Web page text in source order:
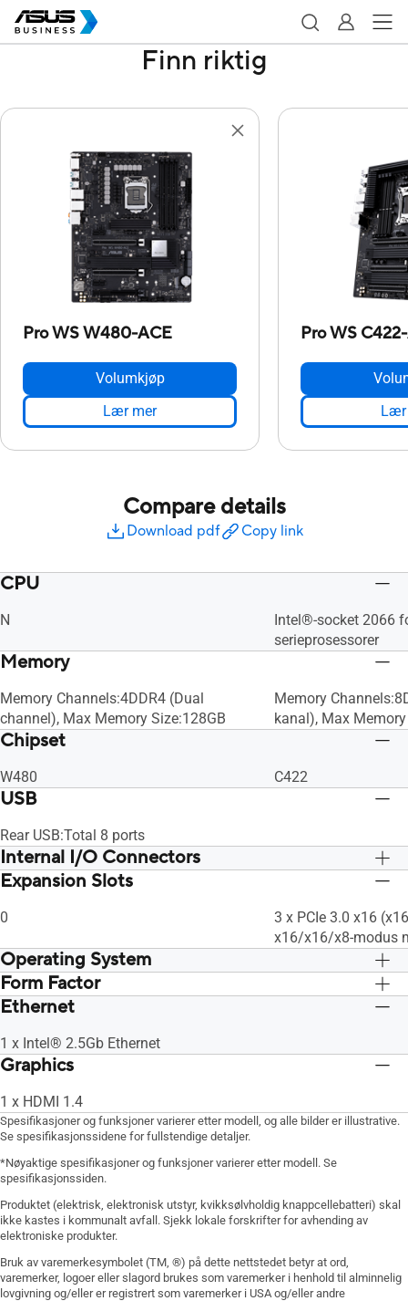
Finn riktig
Pro WS W480-ACE
Volumkjøp
Lær mer
Pro WS
Lær
Compare details
Download pdf Copy link
CPU
N
Intel®-socket 2066
serieprosessorer
Memory
Memory Channels:4DDR4 (Dual
channel), Max Memory Size:128GB
Memory
kanal), Max
Chipset
W480 C422
USB
Rear USB:Total 8 ports
Internal I/O Connectors
I/T
Expansion Slots
0
3 x PCIe 3.0 x16
x16/x16/x8-modus
Operating System
Windows 10 64bit Windows 10 64bit
Form Factor
ATX, 30,5 cm*24,4 cm ATX, 30,5 cm*24,4
Ethernet
1 x Intel® 2.5Gb Ethernet
Graphics
1 x HDMI 1.4
Spesifikasjoner og funksjoner varierer etter modell, og alle bilder er illustrative.
Se spesifikasjonssidene for fullstendige detaljer.
*Nøyaktige spesifikasjoner og funksjoner varierer etter modell. Se
spesifikasjonssiden.
Produktet (elektrisk, elektronisk utstyr, kvikksølvholdig knappcellebatteri) skal
ikke kastes i kommunalt avfall. Sjekk lokale forskrifter for avhending av
elektroniske produkter.
Bruk av varemerkesymbolet (TM, ®) på dette nettstedet betyr at ord,
varemerker, logoer eller slagord brukes som varemerker i henhold til alminnelig
lovgivning og/eller er registrert som varemerker i USA og/eller andre